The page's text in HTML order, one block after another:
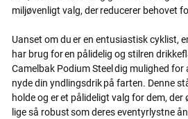
miljøvenligt valg, der reducerer behovet
Uanset om du er en entusiastisk cyklist,
har brug for en pålidelig og stilren
Camelbak Podium Steel dig mulighed
nyde din yndlingsdrik på farten. Denne
holde og er et pålideligt valg for dem, der
lige så robust som deres eventyrlystne